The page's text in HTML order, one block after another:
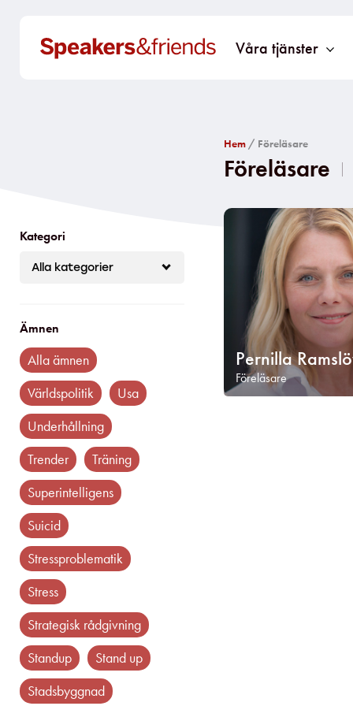
Våra tjänster
Kategori
Ämnen
Alla ämnen
världspolitik
usa
underhållning
trender
träning
superintelligens
suicid
stressproblematik
stress
strategisk rådgivning
standup
stand up
stadsbyggnad
Hem/ Föreläsare
Föreläsare​
Pernilla
Föreläsare